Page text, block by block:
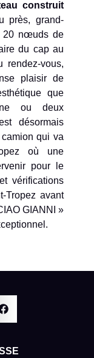
construit
près, grand-
20 nœuds de
du cap au
vous,
plaisir de
que
ou deux
désormais
qui va
où une
pour le
vérifications
Tropez avant
GIANNI »